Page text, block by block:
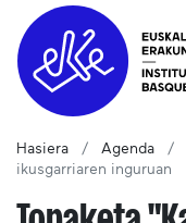
Hasiera Agenda
ikusgarriaren inguruan